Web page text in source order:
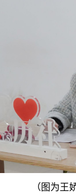
（图为王